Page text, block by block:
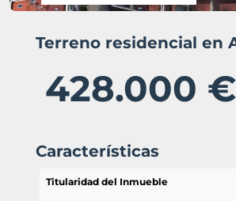
Terreno residencial en
428.000 €
Características
Titularidad del Inmueble